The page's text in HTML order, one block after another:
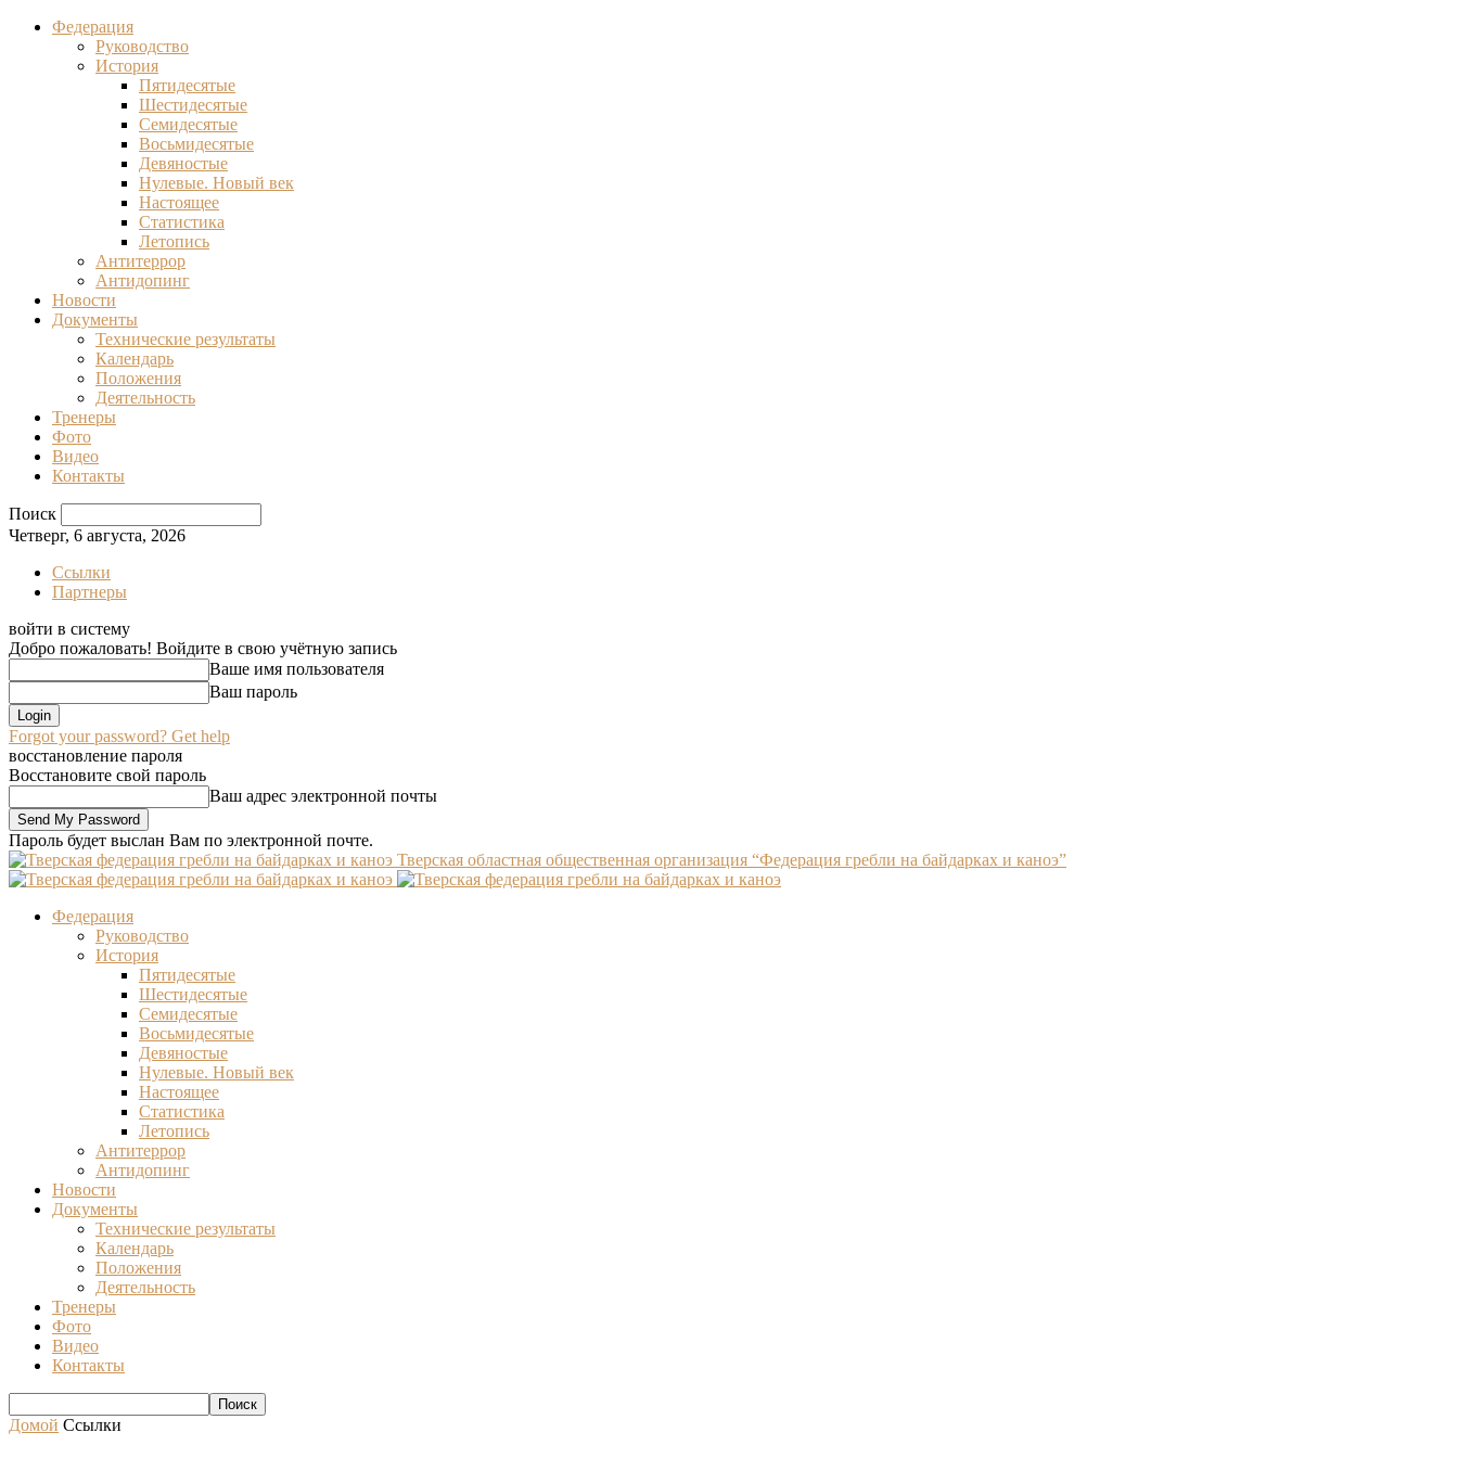
Федерация
Руководство
История
Пятидесятые
Шестидесятые
Семидесятые
Восьмидесятые
Девяностые
Нулевые. Новый век
Настоящее
Статистика
Летопись
Антитеррор
Антидопинг
Новости
Документы
Технические результаты
Календарь
Положения
Деятельность
Тренеры
Фото
Видео
Контакты
Поиск
Четверг, 6 августа, 2026
Ссылки
Партнеры
войти в систему
Добро пожаловать! Войдите в свою учётную запись
Ваше имя пользователя
Ваш пароль
Forgot your password? Get help
восстановление пароля
Восстановите свой пароль
Ваш адрес электронной почты
Пароль будет выслан Вам по электронной почте.
Тверская областная общественная организация “Федерация гребли на байдарках и каноэ”
Федерация
Руководство
История
Пятидесятые
Шестидесятые
Семидесятые
Восьмидесятые
Девяностые
Нулевые. Новый век
Настоящее
Статистика
Летопись
Антитеррор
Антидопинг
Новости
Документы
Технические результаты
Календарь
Положения
Деятельность
Тренеры
Фото
Видео
Контакты
Домой Ссылки